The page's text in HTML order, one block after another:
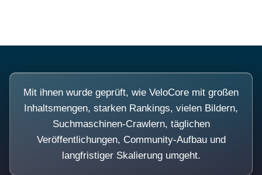
Mit ihnen wurde geprüft, wie VeloCore mit großen
Inhaltsmengen, starken Rankings, vielen Bildern,
Suchmaschinen-Crawlern, täglichen
Veröffentlichungen, Community-Aufbau und
langfristiger Skalierung umgeht.